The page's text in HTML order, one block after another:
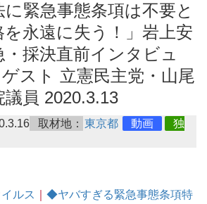
に緊急事態条項は不要と
永遠に失う！」岩上安
採決直前インタビュ
スト 立憲民主党・山尾
議員 2020.3.13
取材地： 東京都 動画
独
ルス
◆ヤバすぎる緊急事態条項特